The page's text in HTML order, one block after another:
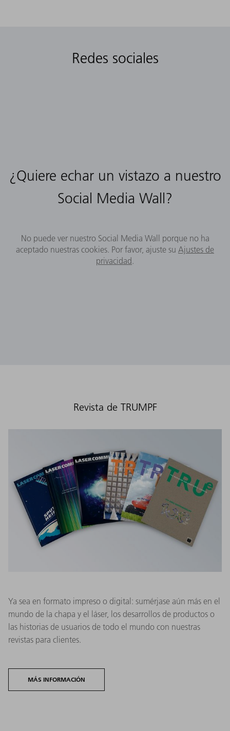
Redes sociales
¿Quiere echar un vistazo a nuestro
Social Media Wall?
No puede ver nuestro Social Media Wall porque no ha
aceptado nuestras cookies. Por favor, ajuste su Ajustes de
privacidad.
Revista de TRUMPF
Ya sea en formato impreso o digital: sumérjase aún más en el
mundo de la chapa y el láser, los desarrollos de productos o
las historias de usuarios de todo el mundo con nuestras
revistas para clientes.
MÁS INFORMACIÓN